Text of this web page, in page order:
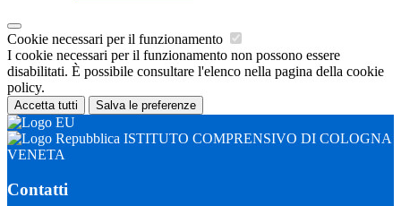
Cookie necessari per il funzionamento
I cookie necessari per il funzionamento non possono essere
disabilitati. È possibile consultare l'elenco nella pagina della cookie
policy.
Accetta tutti Salva le preferenze
ISTITUTO COMPRENSIVO DI COLOGNA
VENETA
Contatti